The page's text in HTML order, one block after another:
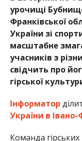
урочищі
Франківської
України зі
масштабне
учасників з
свідчить про
гірської
Інформатор
України в Івано-
Команда